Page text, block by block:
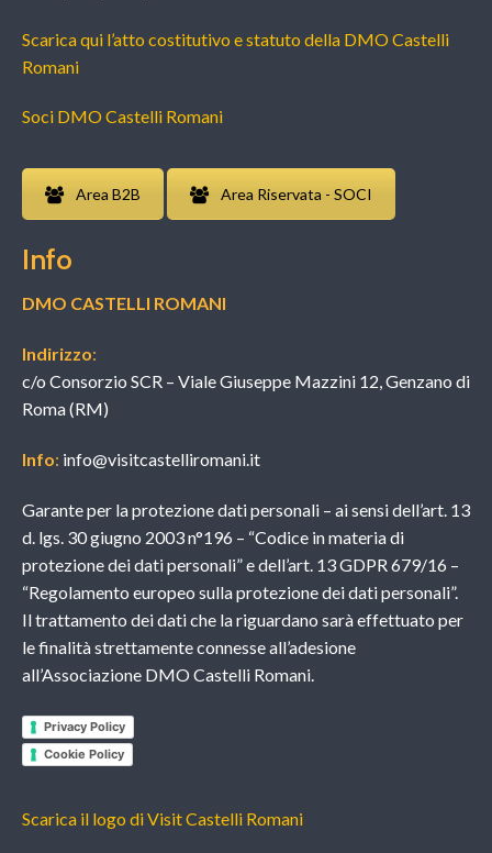
Scarica qui l’atto costitutivo e statuto della DMO Castelli
Romani
Soci DMO Castelli Romani
Area B2B Area Riservata - SOCI
Info
DMO CASTELLI ROMANI
Indirizzo:
c/o Consorzio SCR – Viale Giuseppe Mazzini 12, Genzano di
Roma (RM)
Info: info@visitcastelliromani.it
Garante per la protezione dati personali – ai sensi dell’art. 13
d. lgs. 30 giugno 2003 n°196 – “Codice in materia di
protezione dei dati personali” e dell’art. 13 GDPR 679/16 –
“Regolamento europeo sulla protezione dei dati personali”.
Il trattamento dei dati che la riguardano sarà effettuato per
le finalità strettamente connesse all’adesione
all’Associazione DMO Castelli Romani.
Privacy Policy
Cookie Policy
Scarica il logo di Visit Castelli Romani